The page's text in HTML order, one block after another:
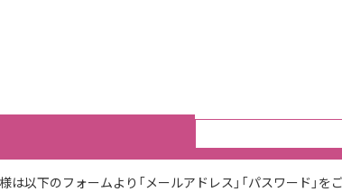
以下のフォームより「メールアドレス」「パスワード」を